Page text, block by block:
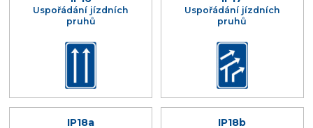
Uspořádání jízdních
pruhů
Uspořádání jízdních
pruhů
IP18a IP18b